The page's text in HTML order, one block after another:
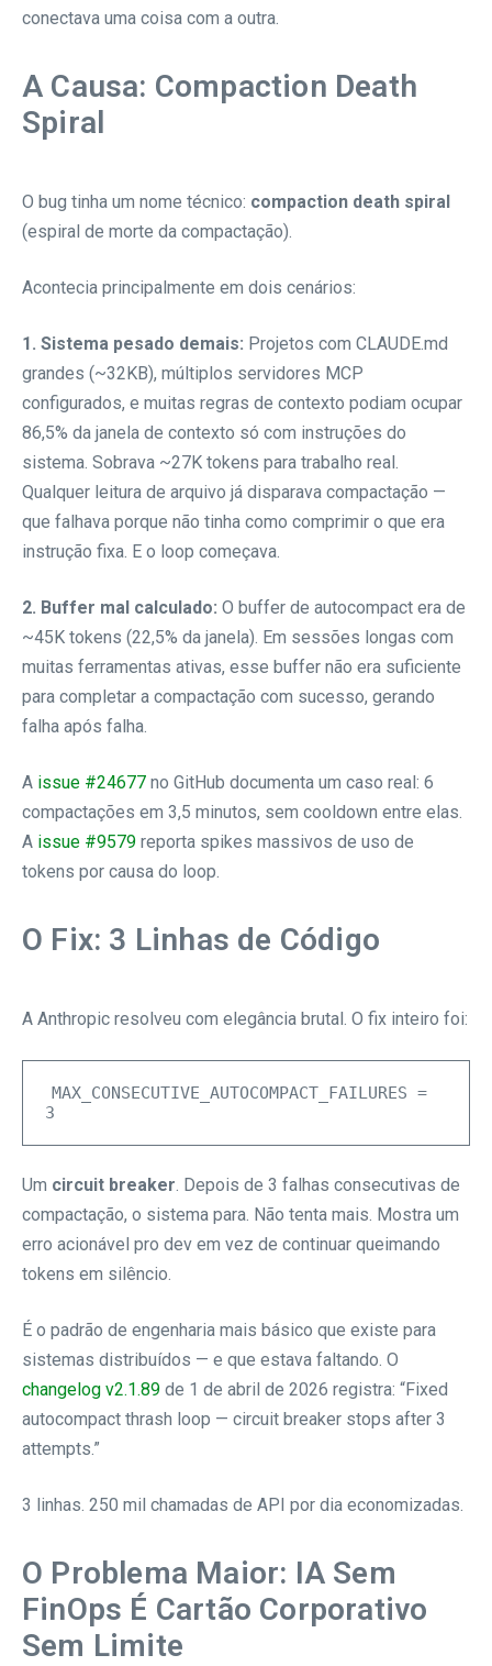
conectava uma coisa com a outra.
A Causa: Compaction Death
Spiral
O bug tinha um nome técnico: compaction death spiral
(espiral de morte da compactação).
Acontecia principalmente em dois cenários:
1. Sistema pesado demais: Projetos com CLAUDE.md
grandes (~32KB), múltiplos servidores MCP
configurados, e muitas regras de contexto podiam ocupar
86,5% da janela de contexto só com instruções do
sistema. Sobrava ~27K tokens para trabalho real.
Qualquer leitura de arquivo já disparava compactação —
que falhava porque não tinha como comprimir o que era
instrução fixa. E o loop começava.
2. Buffer mal calculado: O buffer de autocompact era de
~45K tokens (22,5% da janela). Em sessões longas com
muitas ferramentas ativas, esse buffer não era suficiente
para completar a compactação com sucesso, gerando
falha após falha.
A issue #24677 no GitHub documenta um caso real: 6
compactações em 3,5 minutos, sem cooldown entre elas.
A issue #9579 reporta spikes massivos de uso de
tokens por causa do loop.
O Fix: 3 Linhas de Código
A Anthropic resolveu com elegância brutal. O fix inteiro foi:
MAX_CONSECUTIVE_AUTOCOMPACT_FAILURES =
3
Um circuit breaker. Depois de 3 falhas consecutivas de
compactação, o sistema para. Não tenta mais. Mostra um
erro acionável pro dev em vez de continuar queimando
tokens em silêncio.
É o padrão de engenharia mais básico que existe para
sistemas distribuídos — e que estava faltando. O
changelog v2.1.89 de 1 de abril de 2026 registra: “Fixed
autocompact thrash loop — circuit breaker stops after 3
attempts.”
3 linhas. 250 mil chamadas de API por dia economizadas.
O Problema Maior: IA Sem
FinOps É Cartão Corporativo
Sem Limite